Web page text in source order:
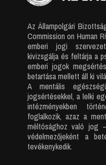
Az Állampolgári
Commission on Human
emberi jogi
kivizsgálja és feltárja a
emberi jogok
betartása mellett áll ki
A mentális
jogsértésekkel, a lelki
intézményekben
foglalkozik, azaz a
méltósághoz való jog
védelmezőjeként a
tevékenykedik.